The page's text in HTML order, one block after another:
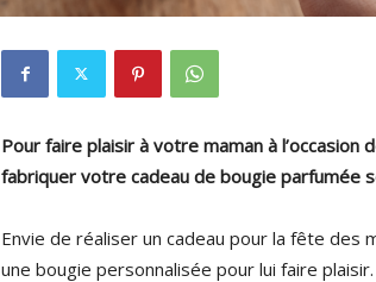
Pour faire plaisir à votre maman à l’occasion
fabriquer votre cadeau de bougie parfumée
Envie de réaliser un cadeau pour la fête des
une bougie personnalisée pour lui faire plaisir.